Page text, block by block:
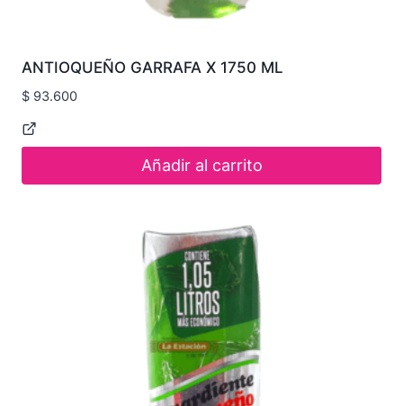
ANTIOQUEÑO GARRAFA X 1750 ML
$ 93.600
Añadir al carrito